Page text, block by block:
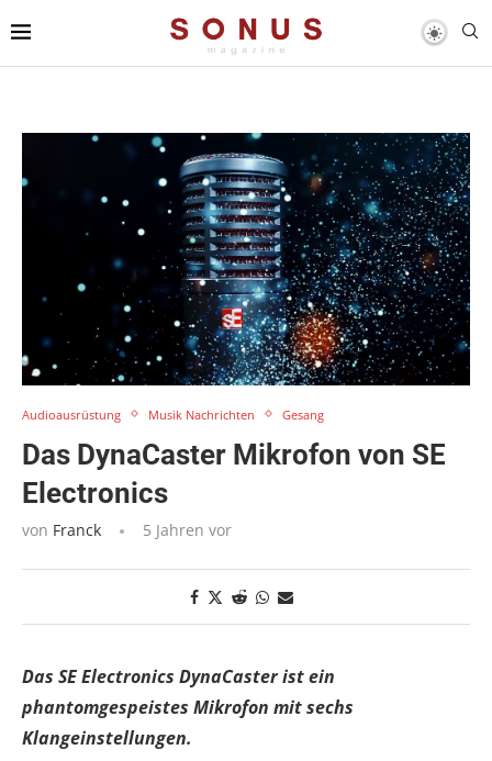
Audioausrüstung Musik Nachrichten Gesang
Das DynaCaster Mikrofon von SE
Electronics
von Franck 5 Jahren vor
Das SE Electronics DynaCaster ist ein
phantomgespeistes Mikrofon mit sechs
Klangeinstellungen.